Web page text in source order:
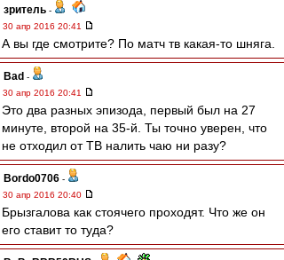
зpитель -
30 апр 2016 20:41
А вы где смотрите? По матч тв какая-то шняга.
Bad -
30 апр 2016 20:41
Это два разных эпизода, первый был на 27
минуте, второй на 35-й. Ты точно уверен, что
не отходил от ТВ налить чаю ни разу?
Bordo0706 -
30 апр 2016 20:40
Брызгалова как стоячего проходят. Что же он
его ставит то туда?